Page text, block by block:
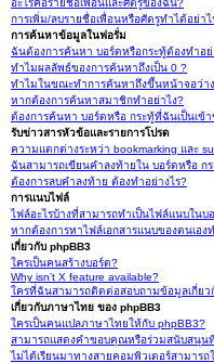
อะไรคือรายชื่อเพื่อนและศัตรูของฉัน?
การเพิ่ม/ลบรายชื่อเพื่อนหรือศัตรูทำได้อย่าไ
การค้นหาข้อมูลในฟอรั่ม
ฉันต้องการค้นหา บอร์ดหรือกระทู้ต้องทำอย่
ทำไมผลลัพธ์ของการค้นหาถึงเป็น 0 ?
ทำไมในขณะทำการค้นหาถึงขึ้นหน้าจอว่าง
หากต้องการค้นหาสมาชิกทำอย่าไง?
ต้องการค้นหา บอร์ดหรือ กระทู้ที่ฉันเป็นเข้า
รับข่าวสารหัวข้อและรายการโปรด
ความแตกต่างระหว่า bookmarking และ
ฉันสามารถเขียนคำลงท้ายใน บอร์ดหรือ กร
ต้องการลบคำลงท้าย ต้องทำอย่างไร?
การแนบไฟล์
ไฟล์อะไรบ้างที่สามารถทำเป็นไฟล์แนบในบ
หากต้องการหาไฟล์เอกสารแนบของตนเอง
เกี่ยวกับ phpBB3
ใครเป็นคนสร้างบอร์ด?
Why isn’t X feature available?
ใครที่ฉันสามารถติดต่อสอบถามข้อมูลเกี่ยว
เกี่ยวกับภาษาไทย ของ phpBB3
ใครเป็นคนแปลภาษาไทยให้กับ phpBB3?
สามารถแสดงคำขอบคุณหรือร่วมสนับสนุน
ไม่ได้เรียนมาทางสายคอมพิวเตอร์สามาร